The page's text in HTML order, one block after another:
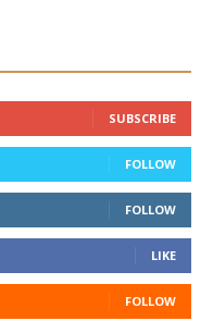
SUBSCRIBE
FOLLOW
FOLLOW
LIKE
FOLLOW